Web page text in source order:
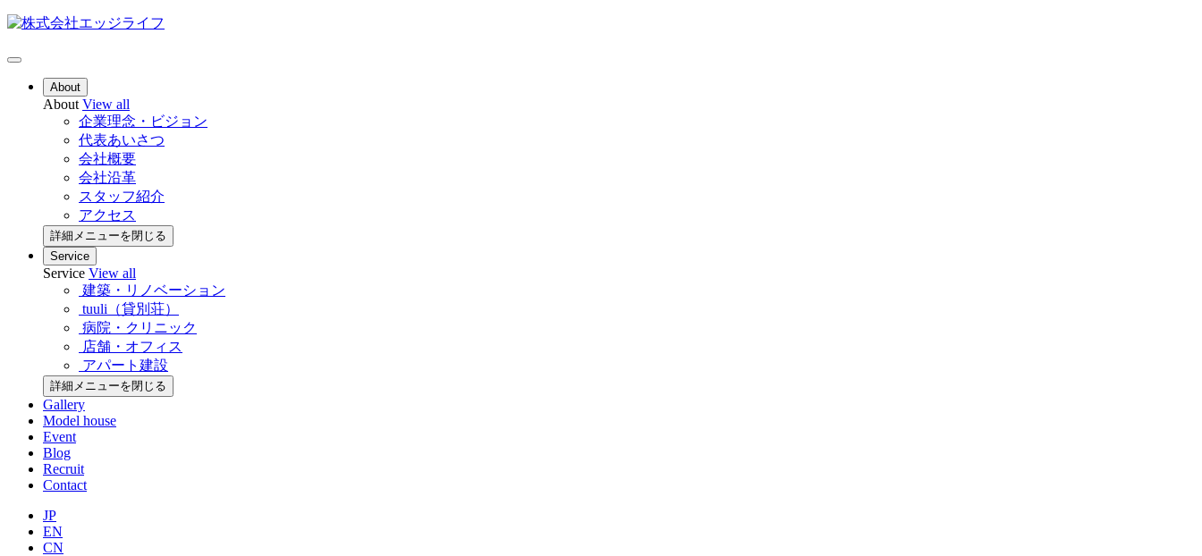
About
About View all
企業理念・ビジョン
代表あいさつ
会社概要
会社沿革
スタッフ紹介
アクセス
詳細メニューを閉じる
Service
Service View all
建築・リノベーション
tuuli（貸別荘）
病院・クリニック
店舗・オフィス
アパート建設
詳細メニューを閉じる
Gallery
Model house
Event
Blog
Recruit
Contact
JP
EN
CN